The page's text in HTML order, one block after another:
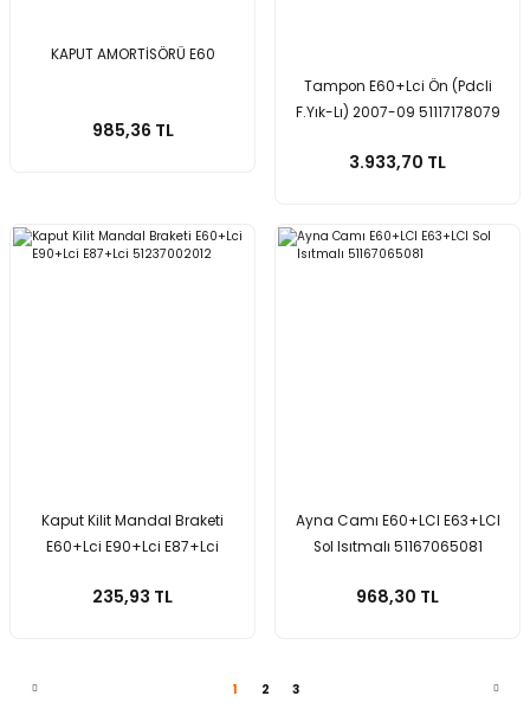
KAPUT AMORTİSÖRÜ E60
985,36 TL
Tampon E60+Lci Ön (Pdcli
F.Yık-Lı) 2007-09 51117178079
3.933,70 TL
Kaput Kilit Mandal Braketi
E60+Lci E90+Lci E87+Lci
235,93 TL
Ayna Camı E60+LCI E63+LCI
Sol Isıtmalı 51167065081
968,30 TL
1 2 3